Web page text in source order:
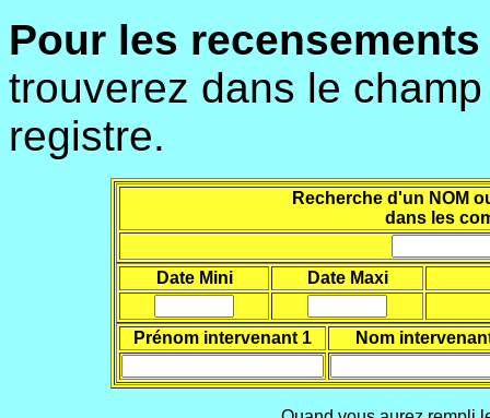
Pour les recensements
trouverez dans le
registre.
Recherche d'un NOM
dans les
Date Mini Date Maxi
Prénom intervenant 1 Nom